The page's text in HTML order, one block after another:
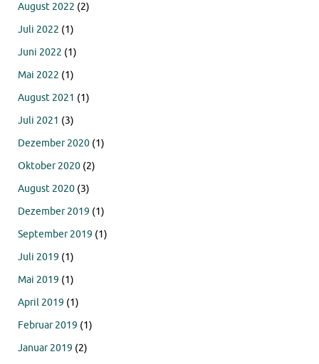
August 2022 (2)
Juli 2022 (1)
Juni 2022 (1)
Mai 2022 (1)
August 2021 (1)
Juli 2021 (3)
Dezember 2020 (1)
Oktober 2020 (2)
August 2020 (3)
Dezember 2019 (1)
September 2019 (1)
Juli 2019 (1)
Mai 2019 (1)
April 2019 (1)
Februar 2019 (1)
Januar 2019 (2)